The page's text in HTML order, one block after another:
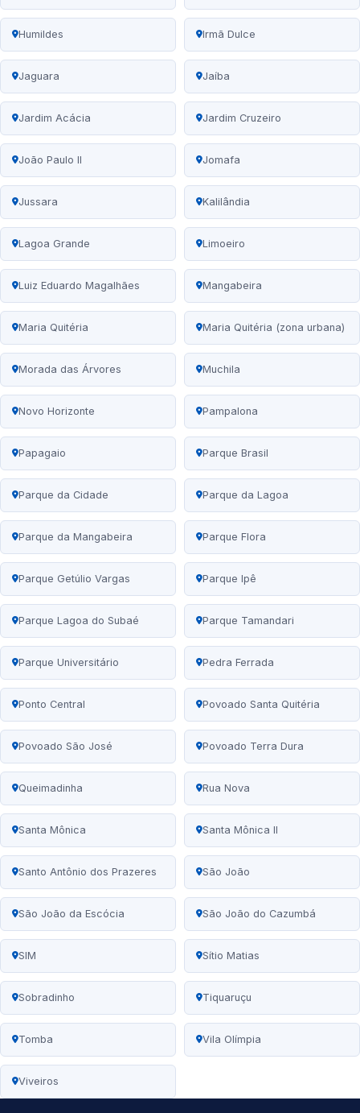
Humildes Irmã Dulce
Jaguara Jaíba
Jardim Acácia Jardim Cruzeiro
João Paulo II Jomafa
Jussara Kalilândia
Lagoa Grande Limoeiro
Luiz Eduardo Magalhães Mangabeira
Maria Quitéria Maria Quitéria (zona urbana)
Morada das Árvores Muchila
Novo Horizonte Pampalona
Papagaio Parque Brasil
Parque da Cidade Parque da Lagoa
Parque da Mangabeira Parque Flora
Parque Getúlio Vargas Parque Ipê
Parque Lagoa do Subaé Parque Tamandari
Parque Universitário Pedra Ferrada
Ponto Central Povoado Santa Quitéria
Povoado São José Povoado Terra Dura
Queimadinha Rua Nova
Santa Mônica Santa Mônica II
Santo Antônio dos Prazeres São João
São João da Escócia São João do Cazumbá
SIM Sítio Matias
Sobradinho Tiquaruçu
Tomba Vila Olímpia
Viveiros